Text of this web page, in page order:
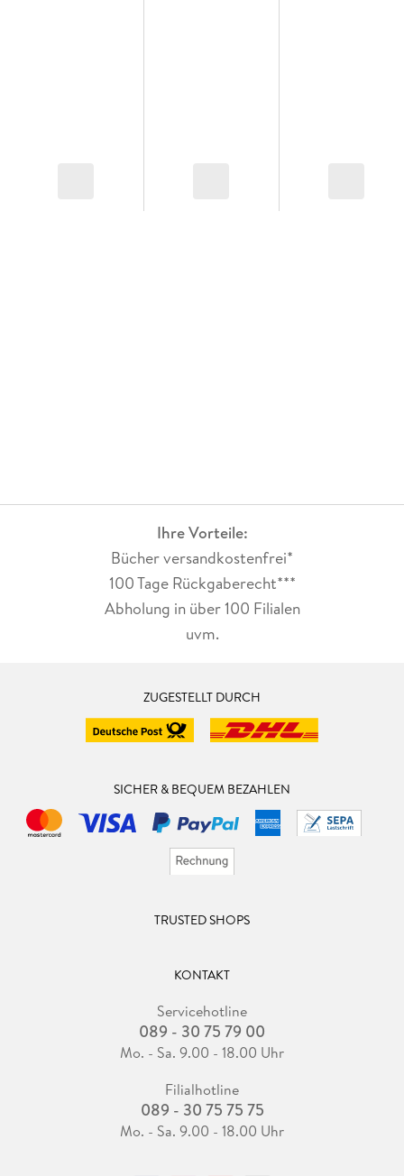
Ihre Vorteile:
Bücher versandkostenfrei*
100 Tage Rückgaberecht***
Abholung in über 100 Filialen
uvm.
ZUGESTELLT DURCH
SICHER & BEQUEM BEZAHLEN
TRUSTED SHOPS
KONTAKT
Servicehotline
089 - 30 75 79 00
Mo. - Sa. 9.00 - 18.00 Uhr
Filialhotline
089 - 30 75 75 75
Mo. - Sa. 9.00 - 18.00 Uhr